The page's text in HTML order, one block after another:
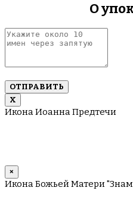
О
Укажите
около
имен
запятую
Х
Икона Иоанна Предтечи
×
Икона Божьей Матери